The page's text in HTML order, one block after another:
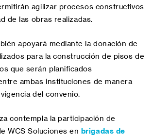
agilizar procesos constructivos
de las obras realizadas.
apoyará mediante la donación de
para la construcción de pisos de
que serán planificados
ambas instituciones de manera
del convenio.
contempla la participación de
WCS Soluciones en brigadas de